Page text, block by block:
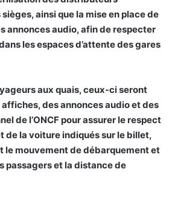
ainsi que la mise en place de
annonces audio, afin de respecter
les espaces d’attente des gares
aux quais, ceux-ci seront
des annonces audio et des
de l’ONCF pour assurer le respect
de la voiture indiqués sur le billet,
le mouvement de débarquement et
passagers et la distance de